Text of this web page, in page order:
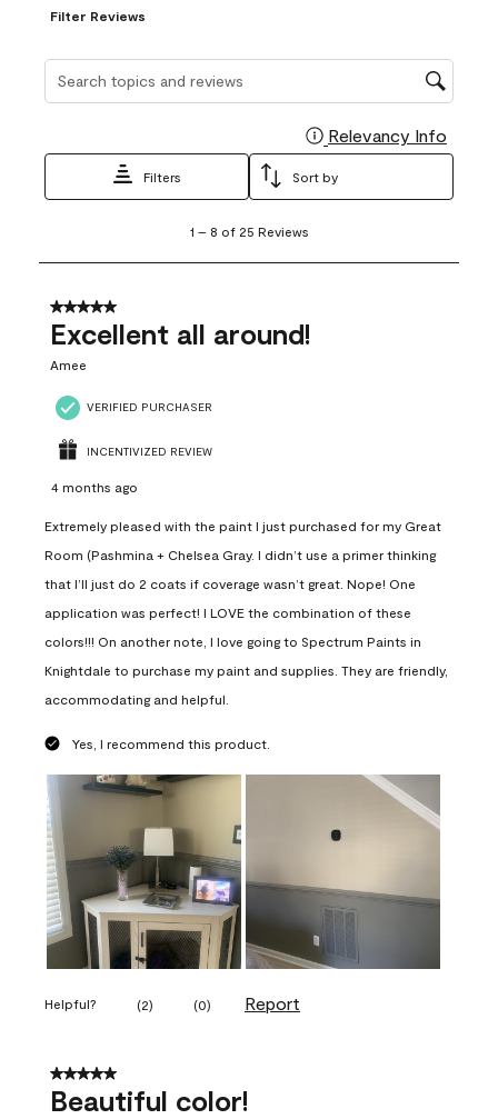
Filter Reviews
Relevancy Info
Filters Sort by
8
25
Reviews
1 – 8 of 25 Reviews
5 out of 5 stars.
Excellent all around!
Amee
VERIFIED PURCHASER
INCENTIVIZED REVIEW
4 months ago
Extremely pleased with the paint I just purchased for my Great
Room (Pashmina + Chelsea Gray. I didn’t use a primer thinking
that I’ll just do 2 coats if coverage wasn’t great. Nope! One
application was perfect! I LOVE the combination of these
colors!!! On another note, I love going to Spectrum Paints in
Knightdale to purchase my paint and supplies. They are friendly,
accommodating and helpful.
Yes, I recommend this product.
Helpful? (2) (0) Report
5 out of 5 stars.
Beautiful color!